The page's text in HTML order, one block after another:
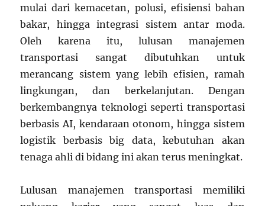
mulai dari kemacetan, polusi, efisiensi bahan
bakar, hingga integrasi sistem antar moda.
Oleh karena itu, lulusan manajemen
transportasi sangat dibutuhkan untuk
merancang sistem yang lebih efisien, ramah
lingkungan, dan berkelanjutan. Dengan
berkembangnya teknologi seperti transportasi
berbasis AI, kendaraan otonom, hingga sistem
logistik berbasis big data, kebutuhan akan
tenaga ahli di bidang ini akan terus meningkat.
Lulusan manajemen transportasi memiliki